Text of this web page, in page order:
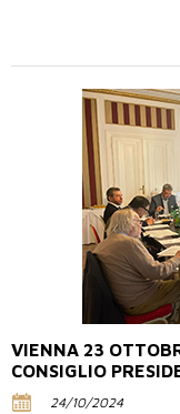
VIENNA 23
CONSIGLIO
24/10/2024